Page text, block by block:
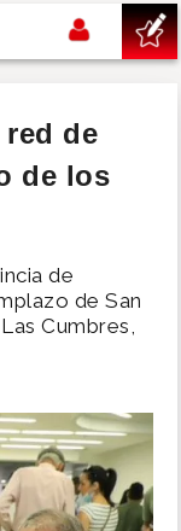
de
de los
de
de San
Cumbres,